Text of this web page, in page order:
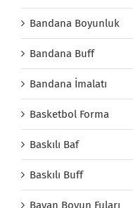
Bandana Boyunluk
Bandana Buff
Bandana İmalatı
Basketbol Forma
Baskılı Baf
Baskılı Buff
Bayan Boyun Fuları